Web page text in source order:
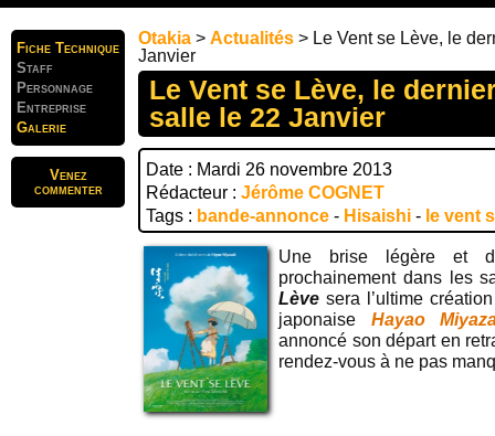
Fiche Technique
Staff
Personnage
Entreprise
Galerie
Venez
commenter
Otakia > Actualités > Le Vent se Lève, le
Janvier
Le Vent se Lève, le
salle le 22 Janvier
Date : Mardi 26 novembre 2013
Rédacteur : Jérôme COGNET
Tags : bande-annonce - Hisaishi - le vent
Une brise légère et
prochainement dans les
Lève sera l’ultime
japonaise Hayao
annoncé son départ en
rendez-vous à ne pas